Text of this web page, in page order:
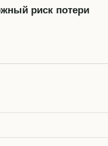
риск потери